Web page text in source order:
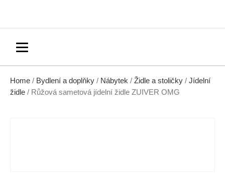
Home / Bydlení a doplňky / Nábytek / Židle a stoličky / Jídelní
židle / Růžová sametová jídelní židle ZUIVER OMG